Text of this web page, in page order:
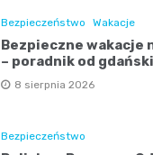
Bezpieczeństwo Wakacje
Bezpieczne wakacje
– poradnik od
8 sierpnia 2026
Bezpieczeństwo